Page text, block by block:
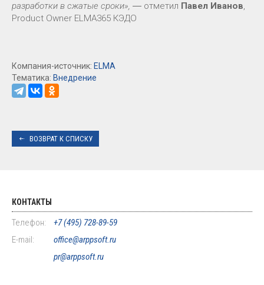
разработки в сжатые сроки», ― отметил Павел Иванов,
Product Owner ELMA365 КЭДО
Компания-источник: ELMA
Тематика: Внедрение
ВОЗВРАТ К СПИСКУ
КОНТАКТЫ
Телефон:
+7 (495) 728-89-59
E-mail:
office@arppsoft.ru
pr@arppsoft.ru